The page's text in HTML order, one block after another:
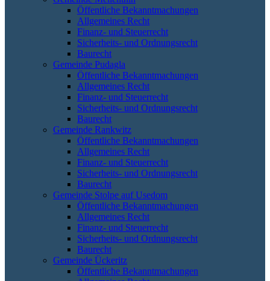
Öffentliche Bekanntmachungen
Allgemeines Recht
Finanz- und Steuerrecht
Sicherheits- und Ordnungsrecht
Baurecht
Gemeinde Pudagla
Öffentliche Bekanntmachungen
Allgemeines Recht
Finanz- und Steuerrecht
Sicherheits- und Ordnungsrecht
Baurecht
Gemeinde Rankwitz
Öffentliche Bekanntmachungen
Allgemeines Recht
Finanz- und Steuerrecht
Sicherheits- und Ordnungsrecht
Baurecht
Gemeinde Stolpe auf Usedom
Öffentliche Bekanntmachungen
Allgemeines Recht
Finanz- und Steuerrecht
Sicherheits- und Ordnungsrecht
Baurecht
Gemeinde Ückeritz
Öffentliche Bekanntmachungen